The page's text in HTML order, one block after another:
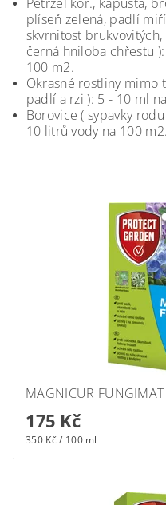
plíseň zelená, padlí
skvrnitost
černá hniloba chřestu
100 m2.
Okrasné rostliny mimo
padlí a rzi ): 5 - 10 ml
Borovice ( sypavky
10 litrů vody na 100 m2.
MAGNICUR
175 Kč
350 Kč / 100 ml